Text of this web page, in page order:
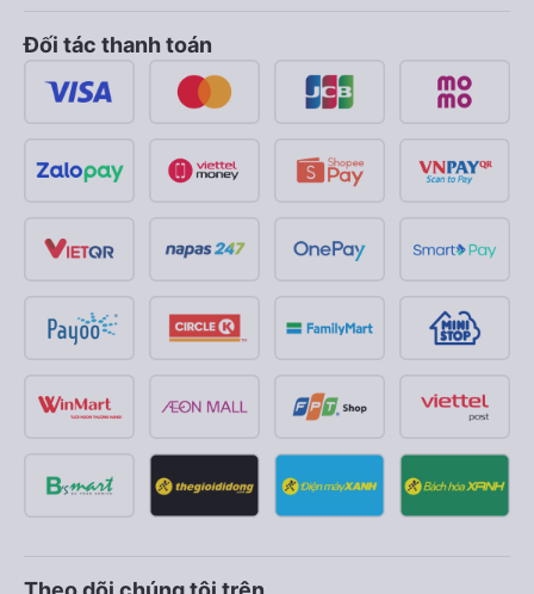
Đối tác thanh toán